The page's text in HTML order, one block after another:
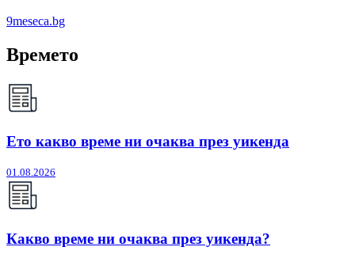
9meseca.bg
Времето
Ето какво време ни очаква през уикенда
01.08.2026
Какво време ни очаква през уикенда?